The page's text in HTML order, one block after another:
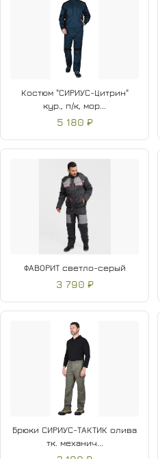
Костюм "СИРИУС-Цитрин"
кур., п/к, мор...
5 180 ₽
ФАВОРИТ светло-серый
3 790 ₽
Брюки СИРИУС-ТАКТИК олива
тк. механич...